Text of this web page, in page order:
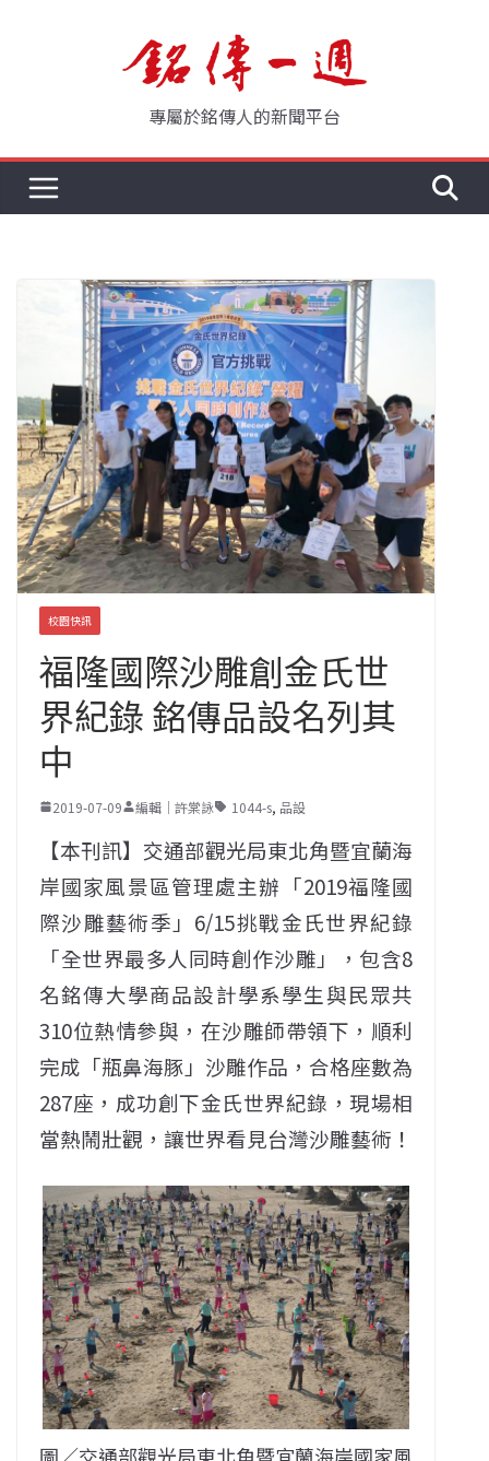
專屬於銘傳人的新聞平台
校園快訊
福隆國際沙雕創金氏世
界紀錄 銘傳品設名列其
中
2019-07-09 編輯｜許棠詠 1044-s, 品設
【本刊訊】交通部觀光局東北角暨宜蘭海
岸國家風景區管理處主辦「2019福隆國
際沙雕藝術季」6/15挑戰金氏世界紀錄
「全世界最多人同時創作沙雕」，包含8
名銘傳大學商品設計學系學生與民眾共
310位熱情參與，在沙雕師帶領下，順利
完成「瓶鼻海豚」沙雕作品，合格座數為
287座，成功創下金氏世界紀錄，現場相
當熱鬧壯觀，讓世界看見台灣沙雕藝術！